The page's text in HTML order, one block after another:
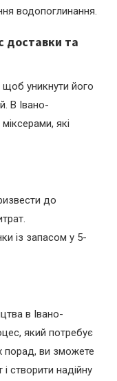
водопоглинання.
доставки та
уникнути його
В Івано-
які
до
із запасом у 5-
в Івано-
який потребує
порад, ви зможете
і створити надійну